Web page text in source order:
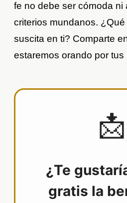
fe no debe ser cómoda ni
criterios mundanos.
suscita en ti? Comparte
estaremos orando por tus
📩
¿Te
gratis la